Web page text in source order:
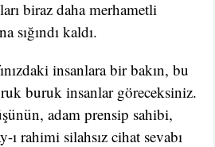
biraz daha merhametli
sığındı kaldı.
insanlara bir bakın, bu
buruk insanlar göreceksiniz.
adam prensip sahibi,
ı rahimi silahsız cihat sevabı